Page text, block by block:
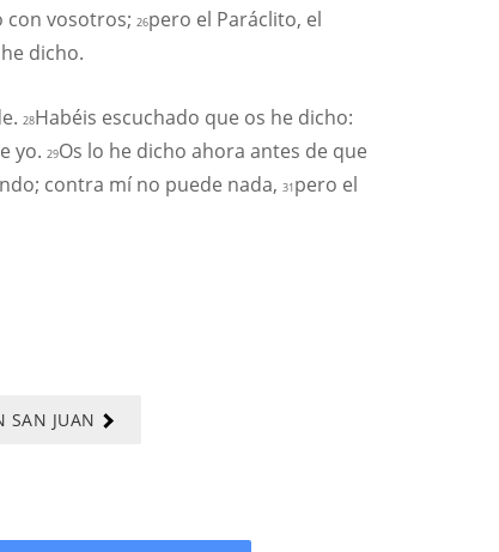
con vosotros; 26pero el Paráclito, el
dicho.
28Habéis escuchado que os he dicho:
yo. 29Os lo he dicho ahora antes de que
contra mí no puede nada, 31 pero el
SAN JUAN